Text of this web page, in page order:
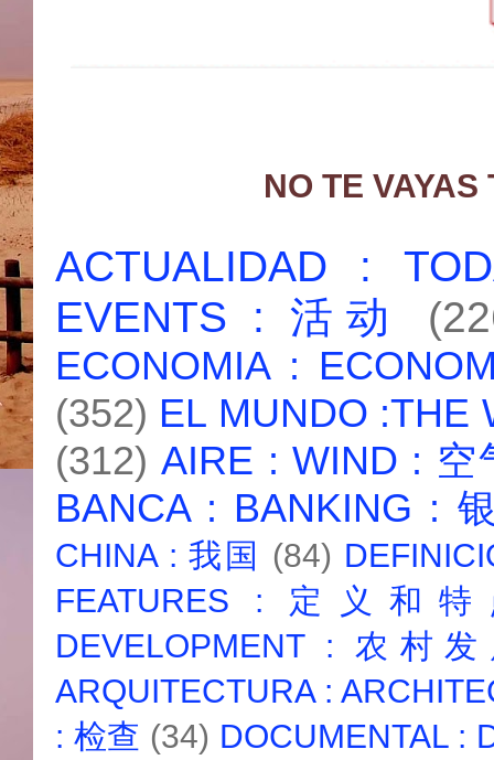
NO TE
ACTUALIDAD :
EVENTS : 活动
ECONOMIA :
(352) EL MUNDO :THE
(312) AIRE : WIND : 空
BANCA : BANKING :
CHINA : 我国 (84)
FEATURES : 定义和
DEVELOPMENT : 农村
ARQUITECTURA :
: 检查 (34) DOCUMENTAL :